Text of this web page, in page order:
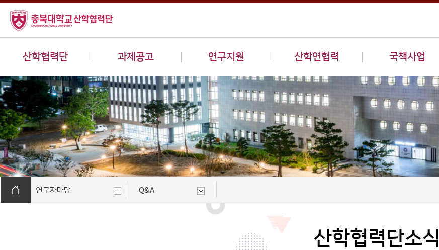
산학협력단 과제공고 연구지원 산학연협력 국책사업
연구자마당 Q&A
산학협력단소식